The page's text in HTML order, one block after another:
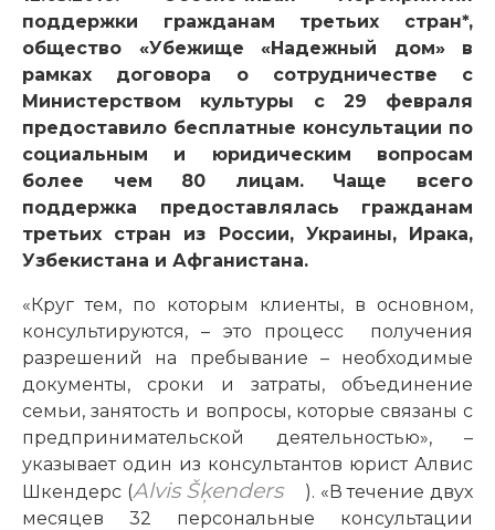
поддержки гражданам третьих стран*,
общество «Убежище «Надежный дом» в
рамках договора о сотрудничестве с
Министерством культуры с 29 февраля
предоставило бесплатные консультации по
социальным и юридическим вопросам
более чем 80 лицам. Чаще всего
поддержка предоставлялась гражданам
третьих стран из России, Украины, Ирака,
Узбекистана и Афганистана.
«Круг тем, по которым клиенты, в основном,
консультируются, – это процесс получения
разрешений на пребывание – необходимые
документы, сроки и затраты, объединение
семьи, занятость и вопросы, которые связаны с
предпринимательской деятельностью», –
указывает один из консультантов юрист Алвис
Шкендерс (Alvis Šķenders
). «В течение двух
месяцев 32 персональные консультации